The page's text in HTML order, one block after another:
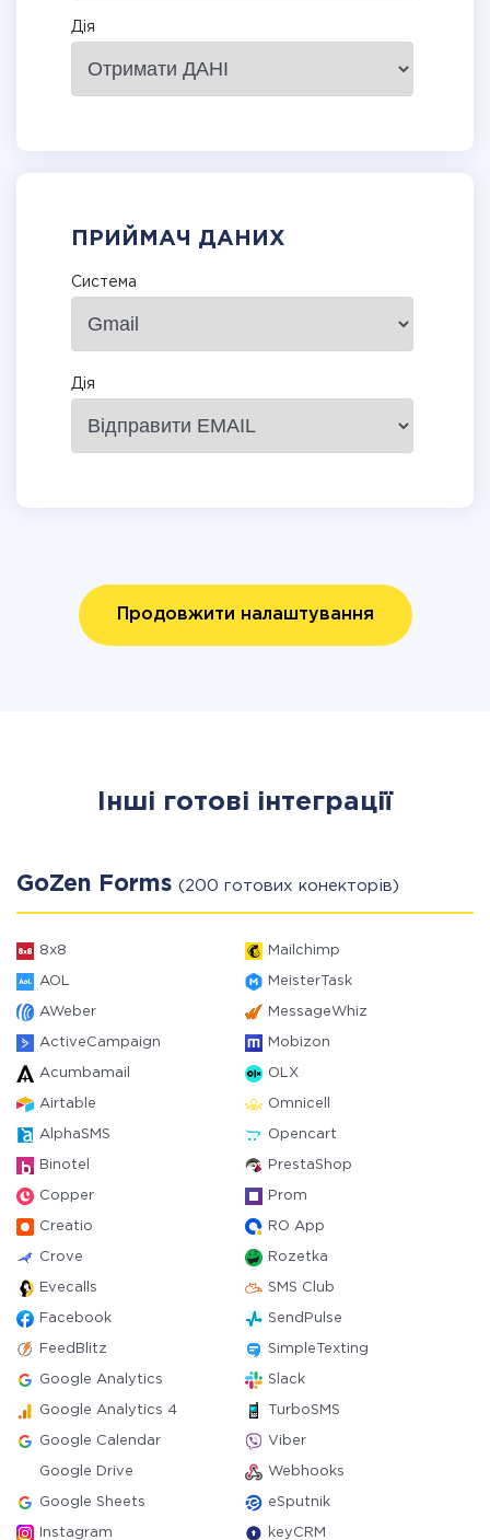
Дія
ПРИЙМАЧ ДАНИХ
Система
Дія
Продовжити налаштування
Інші готові інтеграції
GoZen Forms (200 готових конекторів)
8x8 Mailchimp
AOL MeisterTask
AWeber MessageWhiz
ActiveCampaign Mobizon
Acumbamail OLX
Airtable Omnicell
AlphaSMS Opencart
Binotel PrestaShop
Copper Prom
Creatio RO App
Crove Rozetka
Evecalls SMS Club
Facebook SendPulse
FeedBlitz SimpleTexting
Google Analytics Slack
Google Analytics 4 TurboSMS
Google Calendar Viber
Google Drive Webhooks
Google Sheets eSputnik
Instagram keyCRM